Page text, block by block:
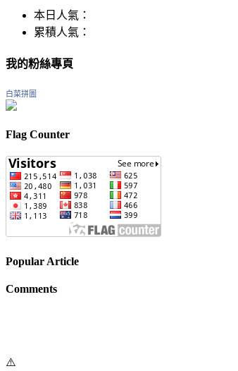
本日人氣：
累積人氣：
我的粉絲專頁
白菜拼圖
Flag Counter
Popular Article
Comments
⚠️